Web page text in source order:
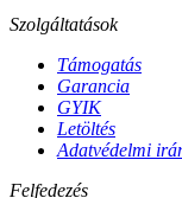
Szolgáltatások
Támogatás
Garancia
GYIK
Letöltés
Adatvédelmi
Felfedezés